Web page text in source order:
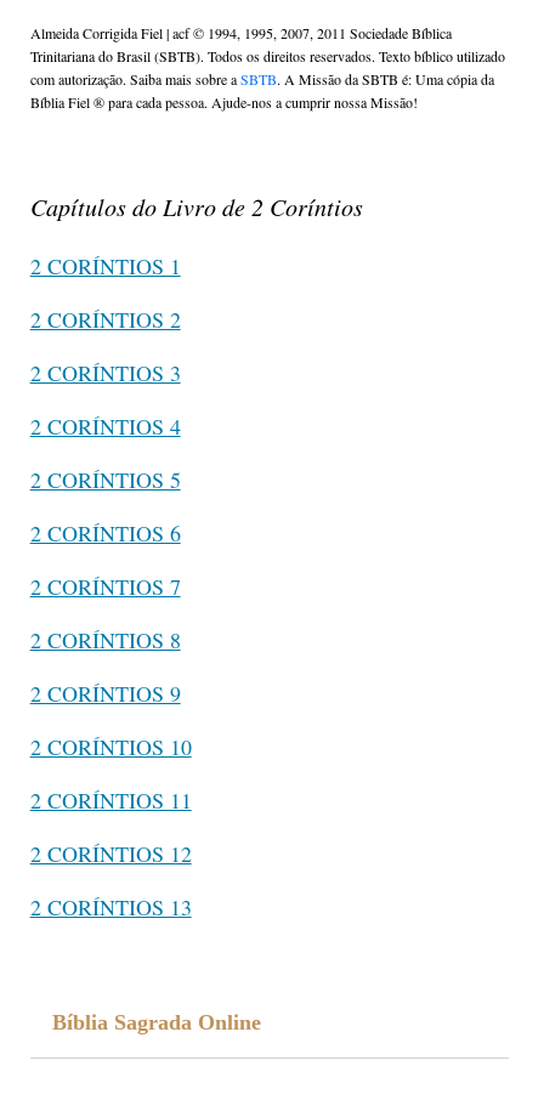
Almeida Corrigida Fiel | acf ©️ 1994, 1995, 2007, 2011 Sociedade Bíblica
Trinitariana do Brasil (SBTB). Todos os direitos reservados. Texto bíblico utilizado
com autorização. Saiba mais sobre aSBTB. A Missão da SBTB é: Uma cópia da
Bíblia Fiel ®️ para cada pessoa. Ajude-nos a cumprir nossa Missão!
Capítulos do Livro de 2 Coríntios
2 CORÍNTIOS 1
2 CORÍNTIOS 2
2 CORÍNTIOS 3
2 CORÍNTIOS 4
2 CORÍNTIOS 5
2 CORÍNTIOS 6
2 CORÍNTIOS 7
2 CORÍNTIOS 8
2 CORÍNTIOS 9
2 CORÍNTIOS 10
2 CORÍNTIOS 11
2 CORÍNTIOS 12
2 CORÍNTIOS 13
Bíblia Sagrada Online